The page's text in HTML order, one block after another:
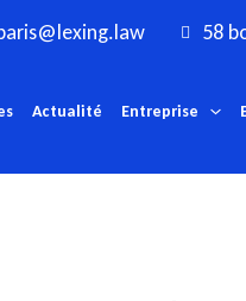
58
Actualité Entreprise